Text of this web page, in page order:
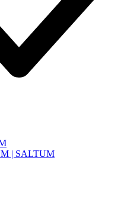
| SALTUM